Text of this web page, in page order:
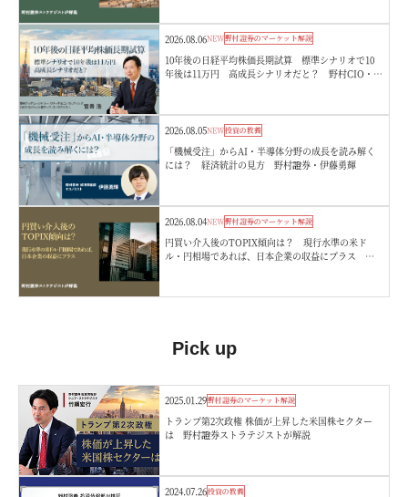
2026.08.06NEW野村證券のマーケット解説
10年後の日経平均株価長期試算 標準シナリオで10
年後は11万円 高成長シナリオだと？ 野村CIO・宮
2026.08.05NEW投資の教養
「機械受注」からAI・半導体分野の成長を読み解く
には？ 経済統計の見方 野村證券・伊藤勇輝
2026.08.04NEW野村證券のマーケット解説
円買い介入後のTOPIX傾向は？ 現行水準の米ド
ル・円相場であれば、日本企業の収益にプラス 野
Pick up
2025.01.29野村證券のマーケット解説
トランプ第2次政権 株価が上昇した米国株セクター
は 野村證券ストラテジストが解説
2024.07.26投資の教養